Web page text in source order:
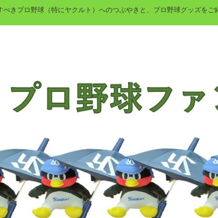
べきプロ野球（特にヤクルト）へのつぶやきと、プロ野球グッズをご